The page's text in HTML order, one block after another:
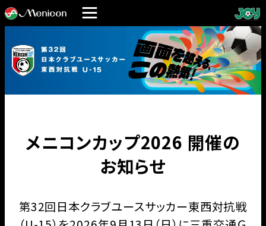
メニコンカップ2026 開催の
お知らせ
第32回日本クラブユースサッカー東西対抗戦